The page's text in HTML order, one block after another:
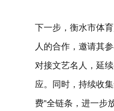
下一步，衡水市体
人的合作，邀请其
对接文艺名人，延
应。同时，持续收
费”全链条，进一步